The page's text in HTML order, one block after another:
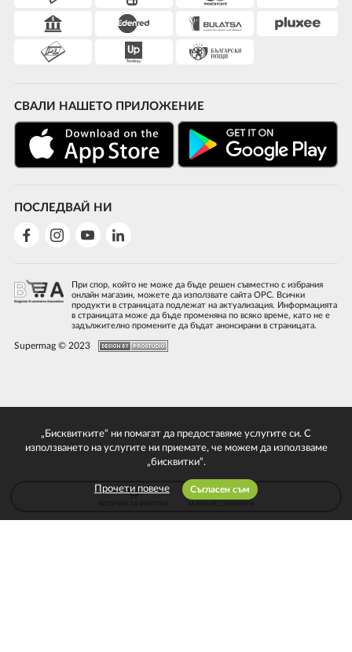
СВАЛИ НАШЕТО ПРИЛОЖЕНИЕ
ПОСЛЕДВАЙ НИ
При спор, който не може да бъде решен съвместно с избрания
онлайн магазин, можете да използвате сайта ОРС. Всички
продукти в страницата подлежат на актуализация. Информацията
в страницата може да бъде променяна по всяко време, като не е
задължително промените да бъдат анонсирани в страницата.
Supermag © 2023
„Бисквитките“ ни помагат да предоставяме услугите си. С
използването на услугите ни приемате, че можем да използваме
„бисквитки“.
Прочети повече Съгласен съм